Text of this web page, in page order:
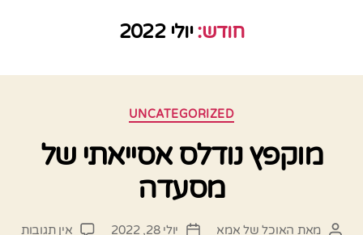
חודש: יולי 2022
קטגוריות
UNCATEGORIZED
מוקפץ נודלס אסייאתי של
מסעדה
המחבר
מאת האוכל של אמא
תאריך
יולי 28, 2022 אין תגובות